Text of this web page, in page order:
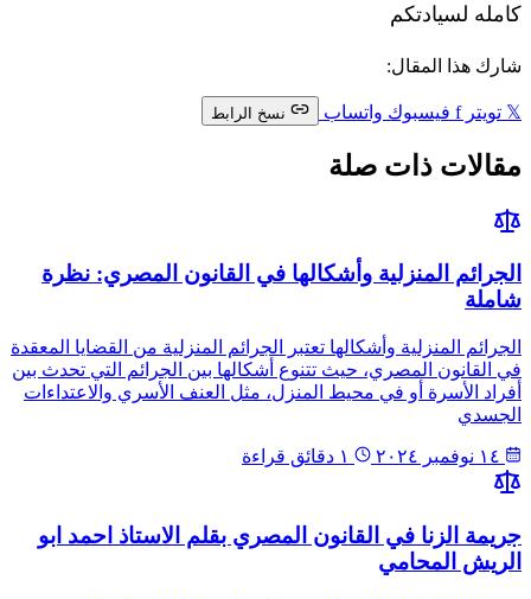
كامله لسيادتكم
شارك هذا المقال:
𝕏 تويترf فيسبوك واتساب نسخ الرابط
مقالات ذات صلة
الجرائم المنزلية وأشكالها في القانون المصري: نظرة
شاملة
الجرائم المنزلية وأشكالها تعتبر الجرائم المنزلية من القضايا المعقدة
في القانون المصري، حيث تتنوع أشكالها بين الجرائم التي تحدث بين
أفراد الأسرة أو في محيط المنزل، مثل العنف الأسري والاعتداءات
الجسدي
١٤ نوفمبر ٢٠٢٤ ١ دقائق قراءة
جريمة الزنا في القانون المصري بقلم الاستاذ احمد ابو
الريش المحامي